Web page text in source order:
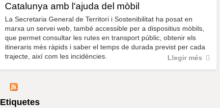
Catalunya amb l'ajuda del mòbil
La Secretaria General de Territori i Sostenibilitat ha posat en
marxa un servei web, també accessible per a dispositius mòbils,
que permet consultar les rutes en transport públic, obtenir els
itineraris més ràpids i saber el temps de durada previst per cada
trajecte, així com les incidències.
Llegir més
Etiquetes